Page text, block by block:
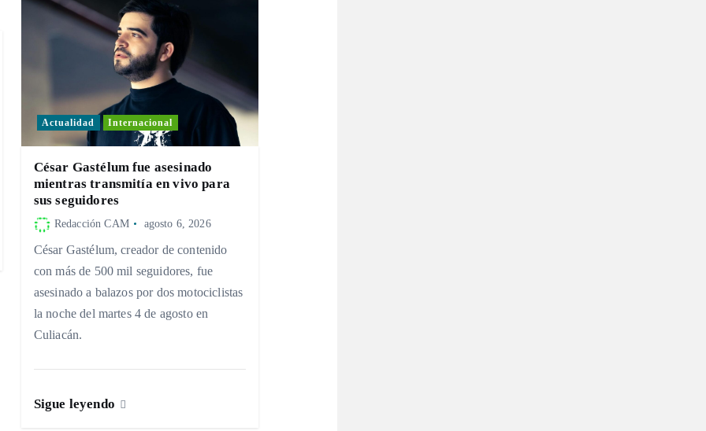
Actualidad Internacional
César Gastélum fue asesinado
mientras transmitía en vivo para
sus seguidores
Redacción CAM agosto 6, 2026
César Gastélum, creador de contenido
con más de 500 mil seguidores, fue
asesinado a balazos por dos motociclistas
la noche del martes 4 de agosto en
Culiacán.
Sigue leyendo